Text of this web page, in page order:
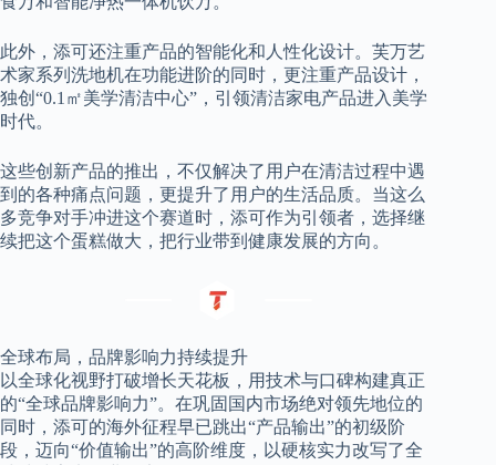
此外，添可还注重产品的智能化和人性化设计。芙万艺
术家系列洗地机在功能进阶的同时，更注重产品设计，
独创“0.1㎡美学清洁中心”，引领清洁家电产品进入美学
时代。
这些创新产品的推出，不仅解决了用户在清洁过程中遇
到的各种痛点问题，更提升了用户的生活品质。当这么
多竞争对手冲进这个赛道时，添可作为引领者，选择继
续把这个蛋糕做大，把行业带到健康发展的方向。
全球布局，品牌影响力持续提升
以全球化视野打破增长天花板，用技术与口碑构建真正
的“全球品牌影响力”。在巩固国内市场绝对领先地位的
同时，添可的海外征程早已跳出“产品输出”的初级阶
段，迈向“价值输出”的高阶维度，以硬核实力改写了全